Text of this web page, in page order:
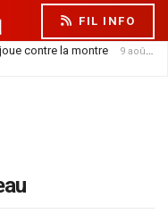
FIL INFO
contre la montre 9 août 2026